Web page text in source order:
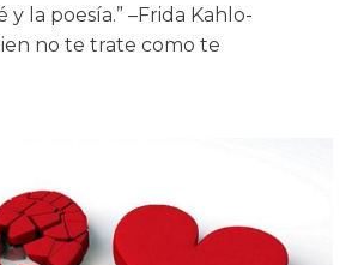
y la poesía.” –Frida Kahlo-
no te trate como te